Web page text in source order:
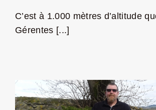
LA ROUTE DES PRODUCTEURS
Rechercher:
C’est à 1.000 mètres d’altitude
Gérentes [...]